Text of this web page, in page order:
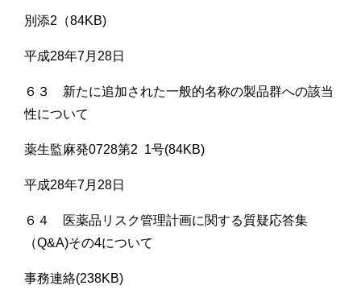
別添2（84KB)
平成28年7月28日
６３ 新たに追加された一般的名称の製品群への該当
性について
薬生監麻発0728第2 1号(84KB)
平成28年7月28日
６４ 医薬品リスク管理計画に関する質疑応答集
（Q&A)その4について
事務連絡(238KB)